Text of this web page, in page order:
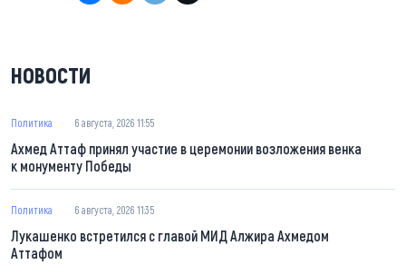
НОВОСТИ
Политика 6 августа, 2026 11:55
Ахмед Аттаф принял участие в церемонии возложения венка
к монументу Победы
Политика 6 августа, 2026 11:35
Лукашенко встретился с главой МИД Алжира Ахмедом
Аттафом